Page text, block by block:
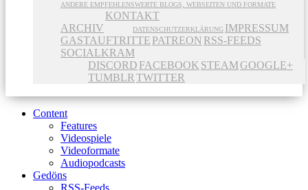
ANDERE EMPFEHLENSWERTE BLOGS, WEBSEITEN UND FORMATE
ARCHIV
KONTAKT
DATENSCHUTZERKLÄRUNG IMPRESSUM
GASTAUFTRITTE PATREON RSS-FEEDS
SOCIALKRAM
DISCORD FACEBOOK STEAMGOOGLE+
TUMBLR TWITTER
Content
Features
Videospiele
Videoformate
Audiopodcasts
Gedöns